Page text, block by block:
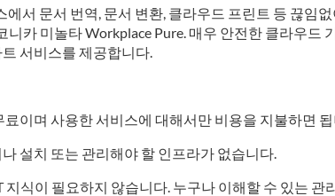
에서 문서 번역, 문서 변환, 클라우드 프린트 등 끊임
니카 미놀타 Workplace Pure. 매우 안전한 클라우드
서비스를 제공합니다.
이며 사용한 서비스에 대해서만 비용을 지불하면
설치 또는 관리해야 할 인프라가 없습니다.
식이 필요하지 않습니다. 누구나 이해할 수 있는 관